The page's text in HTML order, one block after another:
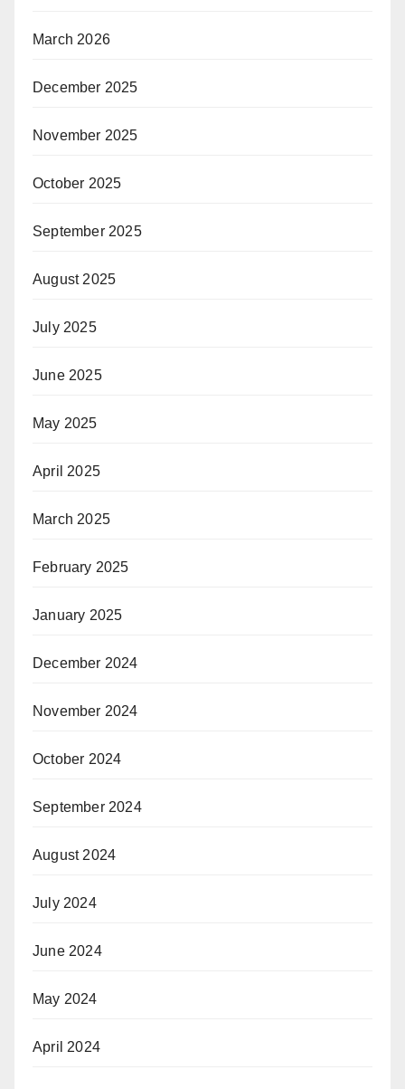
March 2026
December 2025
November 2025
October 2025
September 2025
August 2025
July 2025
June 2025
May 2025
April 2025
March 2025
February 2025
January 2025
December 2024
November 2024
October 2024
September 2024
August 2024
July 2024
June 2024
May 2024
April 2024